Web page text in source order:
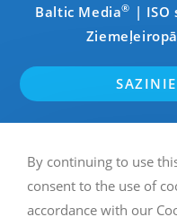
Baltic Media® | ISO
Latviešu
Vācu
Franču
By continuing to use
consent to the use of
accordance with our